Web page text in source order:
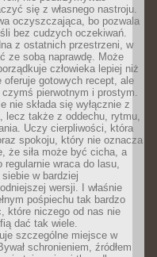
się z własnego nastroju.
oczyszczająca, bo pozwala
bez cudzych oczekiwań.
z ostatnich przestrzeni, w
ze sobą naprawdę. Może
człowieka lepiej niż
oferuje gotowych recept, ale
pierwotnym i prostym.
nie składa się wyłącznie z
lecz także z oddechu, rytmu,
Uczy cierpliwości, która
spokoju, który nie oznacza
że siła może być cicha, a
regularnie wraca do lasu,
w bardziej
wersji. I właśnie
pośpiechu tak bardzo
które niczego od nas nie
dać tak wiele.
szczególne miejsce w
schronieniem, źródłem